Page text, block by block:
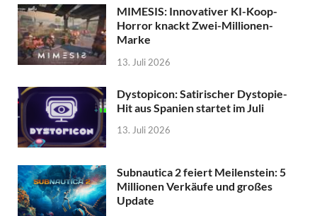
MIMESIS: Innovativer KI-Koop-
Horror knackt Zwei-Millionen-
Marke
13. Juli 2026
Dystopicon: Satirischer Dystopie-
Hit aus Spanien startet im Juli
13. Juli 2026
Subnautica 2 feiert Meilenstein: 5
Millionen Verkäufe und großes
Update